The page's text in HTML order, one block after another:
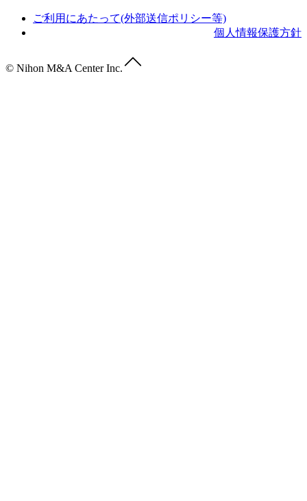
ご利用にあたって(外部送信ポリシー等)
個人情報保護方針
© Nihon M&A Center Inc.